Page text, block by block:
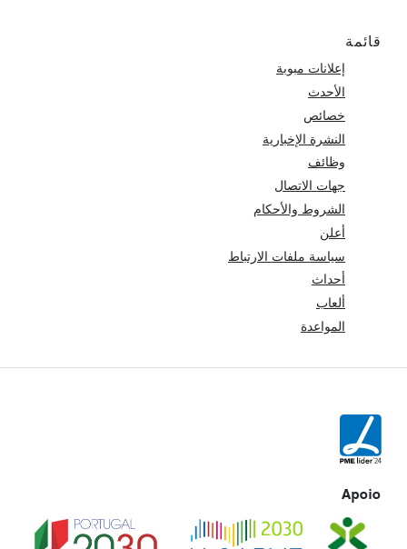
قائمة
إعلانات مبوبة
الأحدث
خصائص
النشرة الإخبارية
وظائف
جهات الاتصال
الشروط والأحكام
أعلن
سياسة ملفات الارتباط
أحداث
ألعاب
المواعدة
Apoio